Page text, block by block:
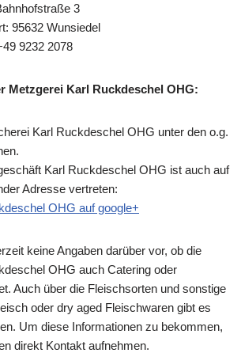
3
95632 Wunsiedel
9232 2078
Metzgerei Karl Ruckdeschel OHG:
Karl Ruckdeschel OHG unter den o.g.
Karl Ruckdeschel OHG ist auch auf
Adresse vertreten:
OHG auf google+
keine Angaben darüber vor, ob die
OHG auch Catering oder
Auch über die Fleischsorten und sonstige
oder dry aged Fleischwaren gibt es
Um diese Informationen zu bekommen,
direkt Kontakt aufnehmen.